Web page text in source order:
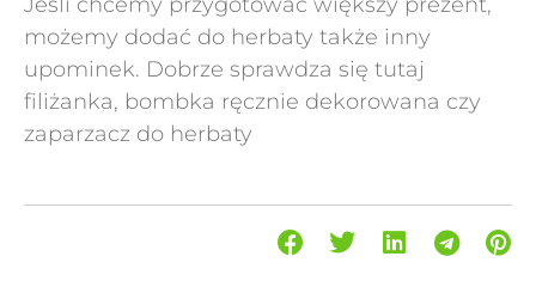
możemy dodać do herbaty także inny
upominek. Dobrze sprawdza się tutaj
filiżanka, bombka ręcznie dekorowana czy
zaparzacz do herbaty